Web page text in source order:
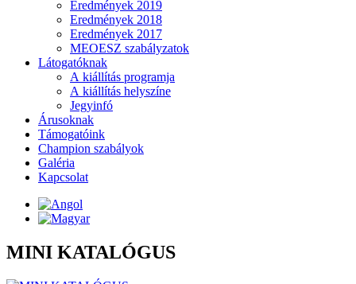
Eredmények 2019
Eredmények 2018
Eredmények 2017
MEOESZ szabályzatok
Látogatóknak
A kiállítás programja
A kiállítás helyszíne
Jegyinfó
Árusoknak
Támogatóink
Champion szabályok
Galéria
Kapcsolat
MINI KATALÓGUS